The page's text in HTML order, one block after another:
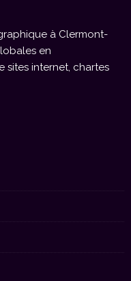
à Clermont-
en
sites internet, chartes